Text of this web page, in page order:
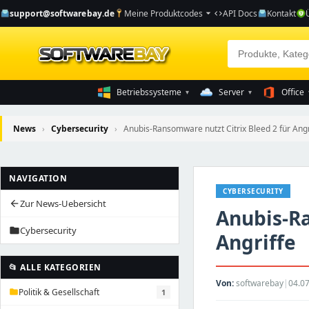
support@softwarebay.de Meine Produktcodes arrow_drop_down codeAPI Docs Kontakt
Betriebssysteme ▾ Server ▾ Office
News › Cybersecurity › Anubis-Ransomware nutzt Citrix Bleed 2 für
NAVIGATION
arrow_backZur News-Uebersicht
folderCybersecurity
📂 ALLE KATEGORIEN
folderPolitik & Gesellschaft 1
CYBERSECURITY
Anubis-
Angriffe
Von:softwarebay|